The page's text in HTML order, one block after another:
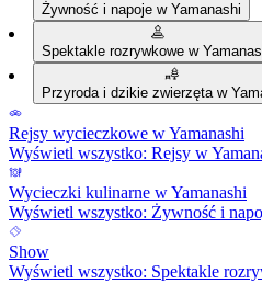
Żywność i napoje w Yamanashi
Spektakle rozrywkowe w
Przyroda i dzikie zwierzęta w
Rejsy wycieczkowe w Yamanashi
Wyświetl wszystko: Rejsy w
Wycieczki kulinarne w Yamanashi
Wyświetl wszystko: Żywność i
Show
Wyświetl wszystko: Spektakle